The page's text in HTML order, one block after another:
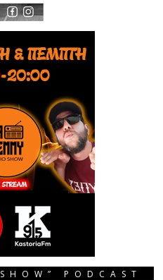
PODCAST